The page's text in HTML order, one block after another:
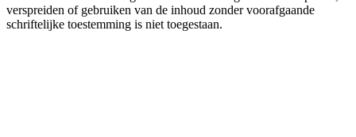
verspreiden of gebruiken van de inhoud zonder voorafgaande
schriftelijke toestemming is niet toegestaan.